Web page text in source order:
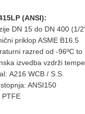
(ANSI):
DN 15 do DN 400 (1/
priklop ASME B16.5
razred od -96ºC to
izvedba vzdrži
A216 WCB / S.S.
ANSI150
PTFE